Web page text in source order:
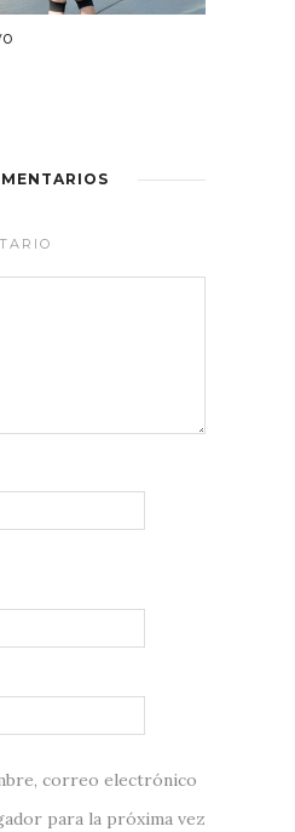
correo electrónico
para la próxima vez